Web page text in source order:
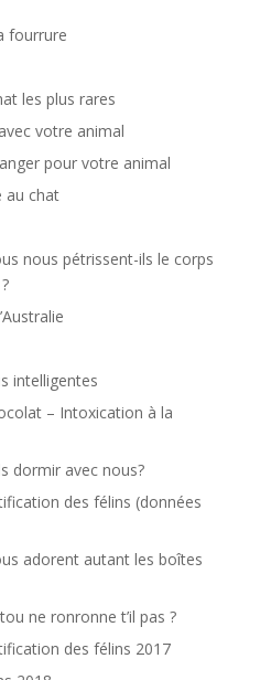
fourrure
les plus rares
votre animal
pour votre animal
au chat
nous pétrissent-ils le corps
intelligentes
– Intoxication à la
dormir avec nous?
des félins (données
adorent autant les boîtes
ne ronronne t’il pas ?
des félins 2017